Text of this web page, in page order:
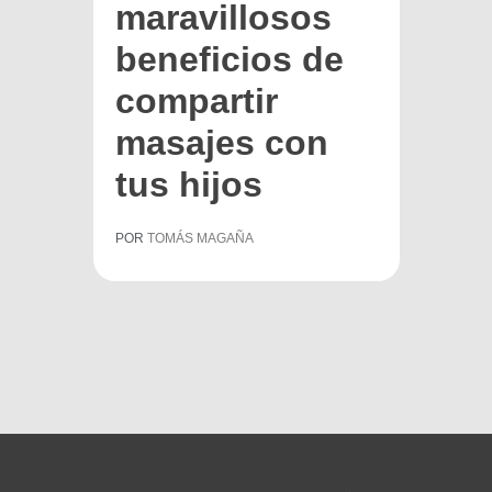
maravillosos
beneficios de
compartir
masajes con
tus hijos
POR TOMÁS MAGAÑA